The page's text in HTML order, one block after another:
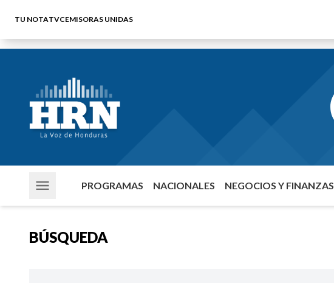
TU NOTATVCEMISORAS UNIDAS
PROGRAMAS NACIONALES NEGOCIOS Y FINANZAS
BÚSQUEDA